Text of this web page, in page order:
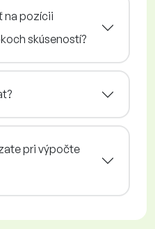
na pozícii
skúseností?
pri výpočte